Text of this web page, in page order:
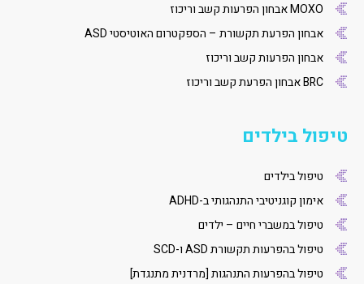
MOXO אבחון הפרעות קשב וריכוז
אבחון הפרעת תקשורת – הספקטרום האוטיסטי ASD
אבחון הפרעות קשב וריכוז
BRC אבחון הפרעת קשב וריכוז
טיפול בילדים
טיפול בילדים
אימון קוגניטיבי התנהגותי ב-ADHD
טיפול במשברי חיים – ילדים
טיפול בהפרעות תקשורת ASD ו-SCD
טיפול בהפרעות התנהגות [מרדנית מתנגדת]